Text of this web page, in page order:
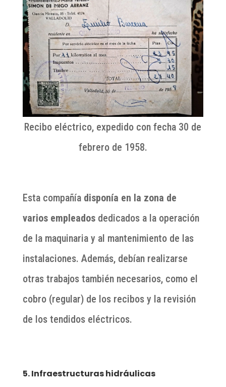
Recibo eléctrico, expedido con fecha 30 de
febrero de 1958.
Esta compañía disponía en la zona de
varios empleadosdedicados a la operación
de la maquinaria y al mantenimiento de las
instalaciones. Además, debían realizarse
otras trabajos también necesarios, como el
cobro (regular) de los recibos y la revisión
de los tendidos eléctricos.
5. Infraestructuras hidráulicas